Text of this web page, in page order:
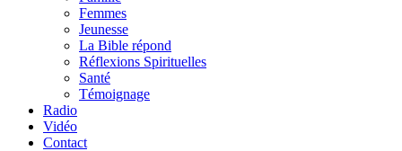
Femmes
Jeunesse
La Bible répond
Réflexions Spirituelles
Santé
Témoignage
Radio
Vidéo
Contact